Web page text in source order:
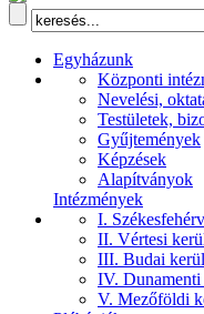
Egyházunk
Központi
Nevelési,
Testületek,
Gyűjtemények
Képzések
Alapítványok
Intézmények
I.
II. Vértesi
III. Budai
IV. Dunamenti
V. Mezőföldi